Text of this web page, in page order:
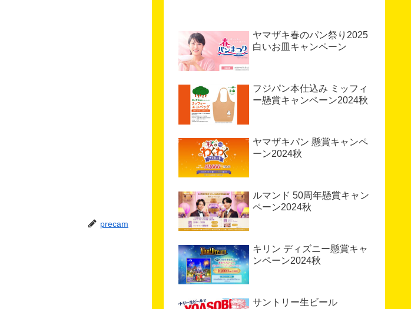
precam
ヤマザキ春のパン祭り2025
白いお皿キャンペーン
フジパン本仕込み ミッフィ
ー懸賞キャンペーン2024秋
ヤマザキパン 懸賞キャンペ
ーン2024秋
ルマンド 50周年懸賞キャン
ペーン2024秋
キリン ディズニー懸賞キャ
ンペーン2024秋
サントリー生ビール